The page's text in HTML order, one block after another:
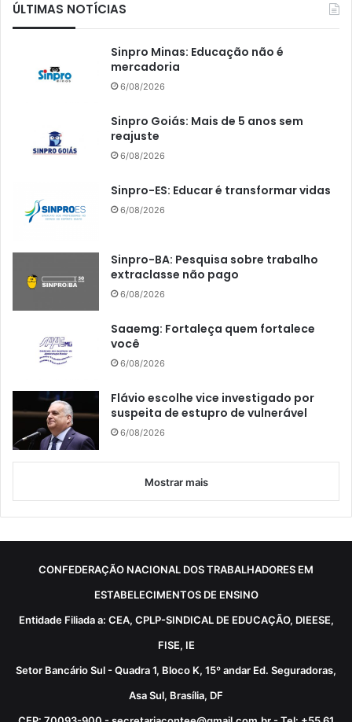
ÚLTIMAS NOTÍCIAS
Sinpro Minas: Educação não é
mercadoria
6/08/2026
Sinpro Goiás: Mais de 5 anos sem
reajuste
6/08/2026
Sinpro-ES: Educar é transformar vidas
6/08/2026
Sinpro-BA: Pesquisa sobre trabalho
extraclasse não pago
6/08/2026
Saaemg: Fortaleça quem fortalece
você
6/08/2026
Flávio escolhe vice investigado por
suspeita de estupro de vulnerável
6/08/2026
Mostrar mais
CONFEDERAÇÃO NACIONAL DOS TRABALHADORES EM
ESTABELECIMENTOS DE ENSINO
Entidade Filiada a: CEA, CPLP-SINDICAL DE EDUCAÇÃO, DIEESE,
FISE, IE
Setor Bancário Sul - Quadra 1, Bloco K, 15º andar Ed. Seguradoras,
Asa Sul, Brasília, DF